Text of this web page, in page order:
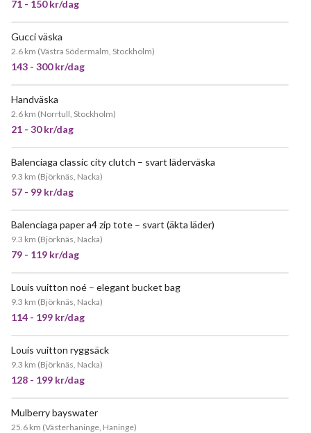
71 - 150 kr/dag
Gucci väska
2.6 km (Västra Södermalm, Stockholm)
143 - 300 kr/dag
Handväska
2.6 km (Norrtull, Stockholm)
21 - 30 kr/dag
Balenciaga classic city clutch – svart läderväska
9.3 km (Björknäs, Nacka)
57 - 99 kr/dag
Balenciaga paper a4 zip tote – svart (äkta läder)
9.3 km (Björknäs, Nacka)
79 - 119 kr/dag
Louis vuitton noé – elegant bucket bag
9.3 km (Björknäs, Nacka)
114 - 199 kr/dag
Louis vuitton ryggsäck
9.3 km (Björknäs, Nacka)
128 - 199 kr/dag
Mulberry bayswater
25.6 km (Västerhaninge, Haninge)